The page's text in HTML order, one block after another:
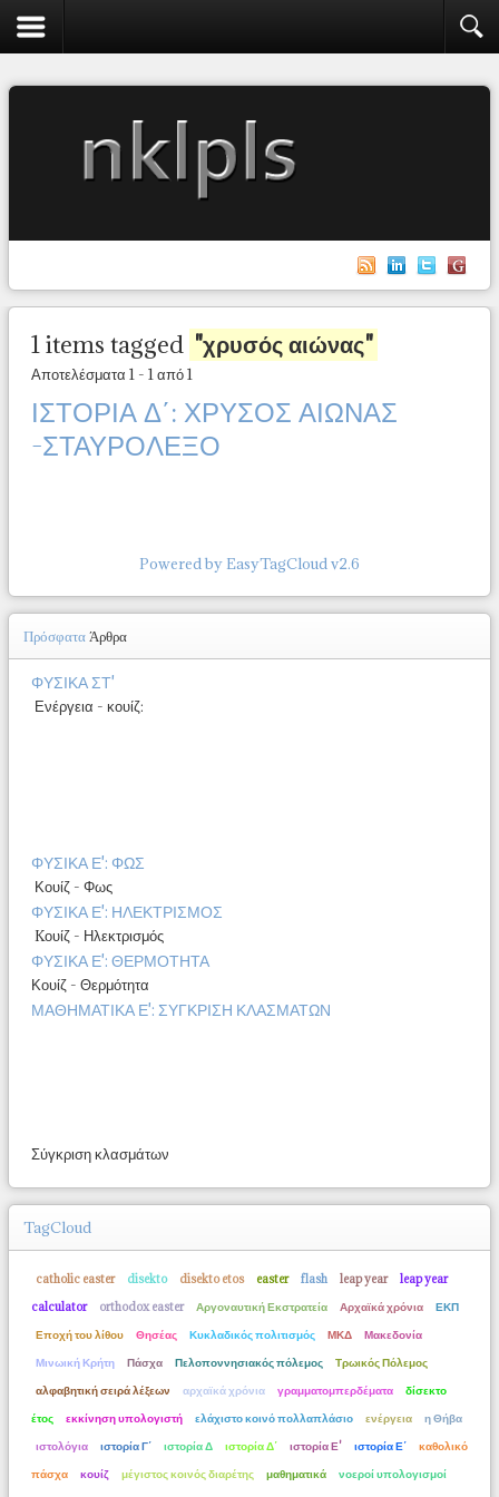
1 items tagged "χρυσός αιώνας"
Αποτελέσματα 1 - 1 από 1
ΙΣΤΟΡΙΑ Δ΄: ΧΡΥΣΟΣ ΑΙΩΝΑΣ
-ΣΤΑΥΡΟΛΕΞΟ
Powered by EasyTagCloud v2.6
ΠρόσφαταΆρθρα
ΦΥΣΙΚΑ ΣΤ'
Ενέργεια - κουίζ:
ΦΥΣΙΚΑ Ε': ΦΩΣ
Κουίζ - Φως
ΦΥΣΙΚΑ Ε': ΗΛΕΚΤΡΙΣΜΟΣ
Kουίζ - Ηλεκτρισμός
ΦΥΣΙΚΑ Ε': ΘΕΡΜΟΤΗΤΑ
Κουίζ - Θερμότητα
ΜΑΘΗΜΑΤΙΚΑ Ε': ΣΥΓΚΡΙΣΗ ΚΛΑΣΜΑΤΩΝ
Σύγκριση κλασμάτων
TagCloud
catholic easter disekto disekto etos easter flash leap year
leap year
calculator
orthodox easter Αργοναυτική Εκστρατεία Αρχαϊκά χρόνια
ΕΚΠ
Εποχή του λίθου
Θησέας Κυκλαδικός πολιτισμός ΜΚΔ
Μακεδονία
Μινωική Κρήτη
Πάσχα Πελοποννησιακός πόλεμος
Τρωικός Πόλεμος
αλφαβητική σειρά λέξεων
αρχαϊκά χρόνια γραμματομπερδέματα
δίσεκτο
έτος
εκκίνηση υπολογιστή ελάχιστο κοινό πολλαπλάσιο ενέργεια
η Θήβα
ιστολόγια
ιστορία Γ΄ ιστορία Δ ιστορία Δ΄ ιστορία Ε' ιστορία Ε΄
καθολικό
πάσχα
κουίζ μέγιστος κοινός διαρέτης μαθηματικά
νοεροί υπολογισμοί